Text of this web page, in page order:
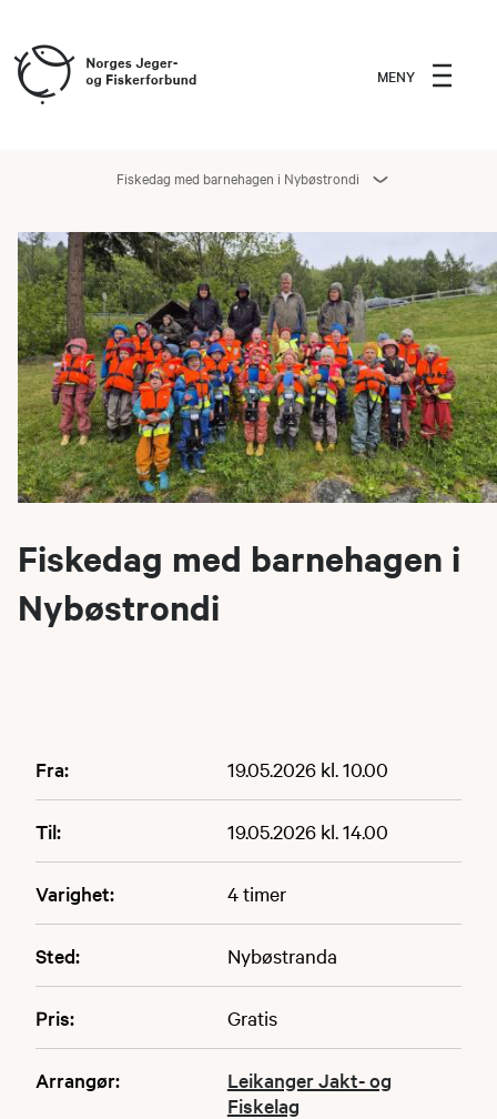
MENY
Fiskedag med barnehagen i Nybøstrondi
Fiskedag med barnehagen i
Nybøstrondi
Fra: 19.05.2026 kl. 10.00
Til: 19.05.2026 kl. 14.00
Varighet: 4 timer
Sted: Nybøstranda
Pris: Gratis
Arrangør:
Leikanger Jakt- og
Fiskelag